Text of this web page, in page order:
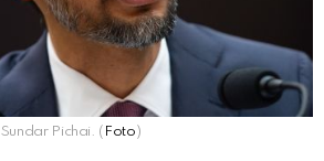
Sundar Pichai. ( Foto )